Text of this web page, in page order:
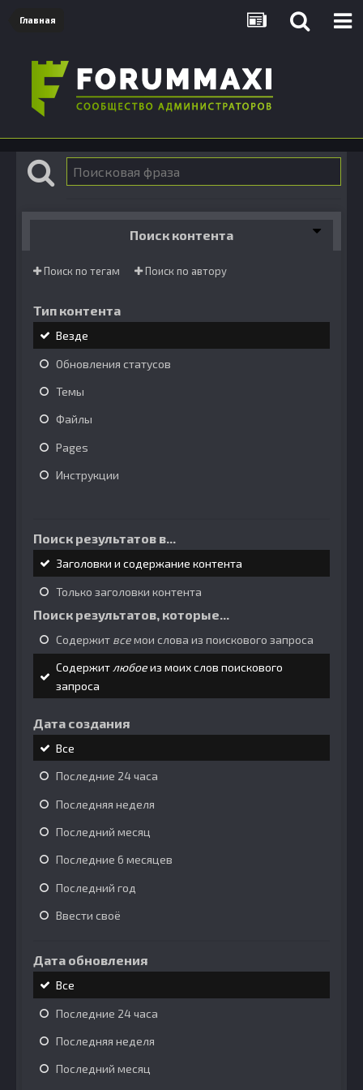
Главная
Поиск контента
Поиск по тегам Поиск по автору
Тип контента
Везде
Обновления статусов
Темы
Файлы
Pages
Инструкции
Поиск результатов в...
Заголовки и содержание контента
Только заголовки контента
Поиск результатов, которые...
Содержит всемои слова из поискового запроса
Содержитлюбоеиз моих слов поискового
запроса
Дата создания
Все
Последние 24 часа
Последняя неделя
Последний месяц
Последние 6 месяцев
Последний год
Ввести своё
Дата обновления
Все
Последние 24 часа
Последняя неделя
Последний месяц